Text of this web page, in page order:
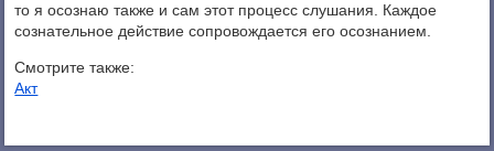
то я осознаю также и сам этот процесс слушания. Каждое
сознательное действие сопровождается его осознанием.
Смотрите также:
Акт